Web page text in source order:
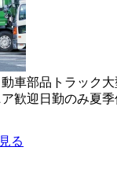
動車部品 トラック
歓迎 日勤のみ夏
る